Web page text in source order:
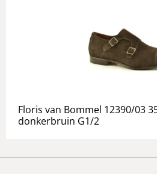
Floris van Bommel 12390/03
donkerbruin G1/2